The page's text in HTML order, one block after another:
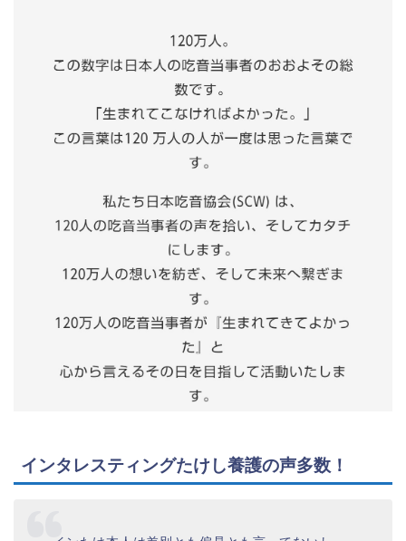
インタレスティングたけし養護の声多数！